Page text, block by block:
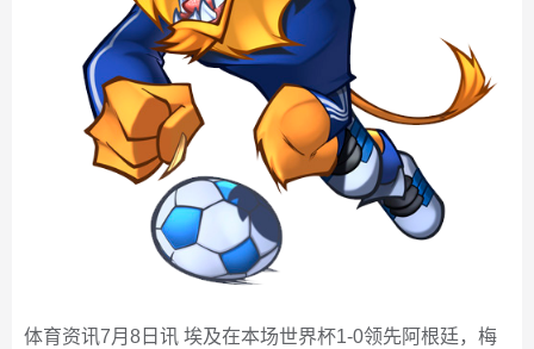
体育资讯7月8日讯 埃及在本场世界杯1-0领先阿根廷，梅